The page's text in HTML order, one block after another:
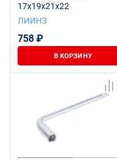
17х19х21х22
ЛИИНЗ
758 ₽
В КОРЗИНУ